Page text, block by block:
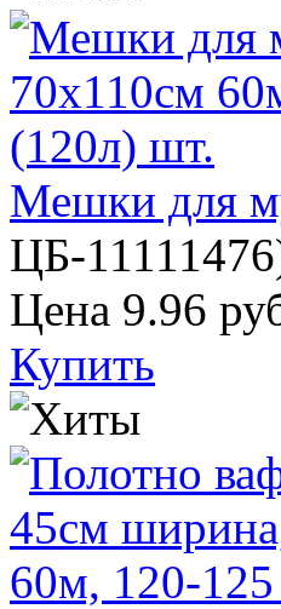
Мешки для
ЦБ-11111476
Цена 9.96
Купить